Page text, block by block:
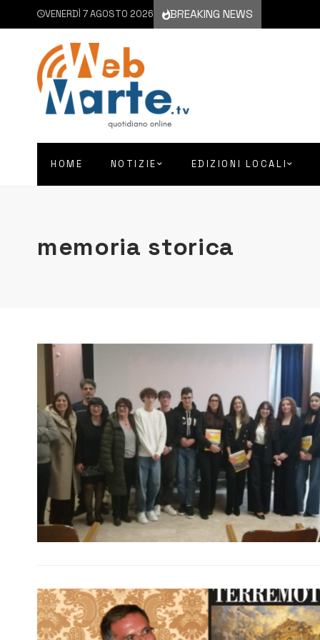
VENERDÌ 7 AGOSTO 2026 BREAKING NEWS
HOME NOTIZIE EDIZIONI LOCALI
memoria storica